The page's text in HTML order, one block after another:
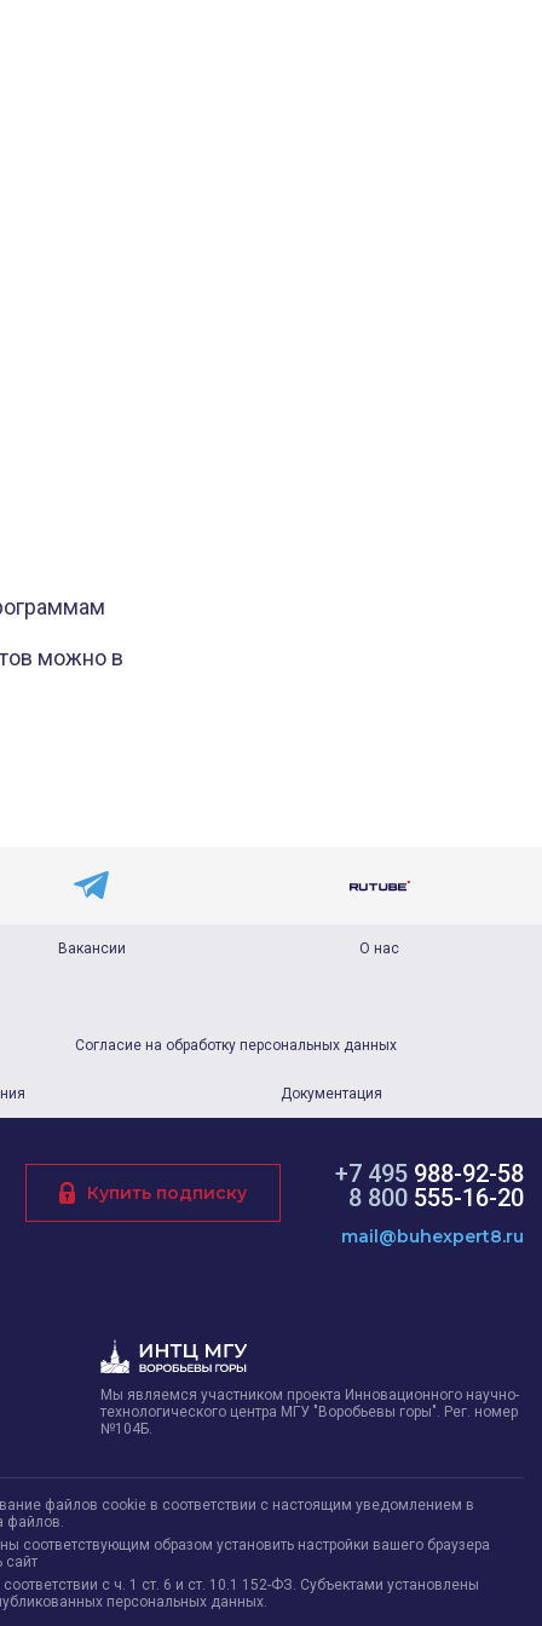
можно в
Вакансии О нас
Согласие на обработку персональных данных
Документация
+7 495 988-92-58
8 800 555-16-20
mail@buhexpert8.ru
Купить подписку
Мы являемся участником проекта Инновационного научно-
технологического центра МГУ "Воробьевы горы". Рег. номер
№104Б.
файлов cookie в соответствии с настоящим уведомлением в
файлов.
образом установить настройки вашего браузера
сайт
с ч. 1 ст. 6 и ст. 10.1 152-ФЗ. Субъектами установлены
персональных данных.